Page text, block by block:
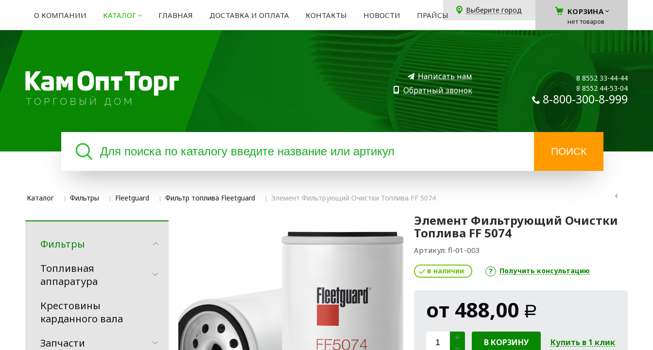
О КОМПАНИИ КАТАЛОГ ГЛАВНАЯ ДОСТАВКА И ОПЛАТА КОНТАКТЫ НОВОСТИ ПРАЙСЫ
Выберите город КОРЗИНА
нет товаров
Написать нам
Обратный звонок
8 8552 33-44-44
8 8552 44-53-04
8-800-300-8-999
Каталог Фильтры Fleetguard Фильтр топлива Fleetguard Элемент Фильтрующий Очистки Топлива FF 5074
Фильтры
Топливная
аппаратура
Крестовины
карданного вала
Запчасти
Элемент Фильтрующий Очистки
Топлива FF 5074
Артикул: fl-01-003
в наличии Получить консультацию
от 488,00 Р
В КОРЗИНУ Купить в 1 клик